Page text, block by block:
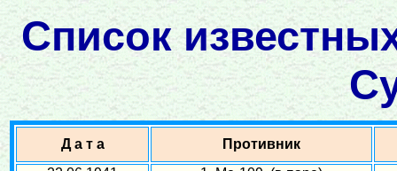
Список
Д а т а
Противник